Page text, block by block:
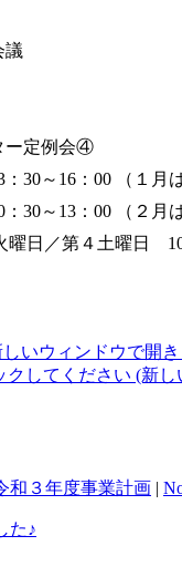
議
ー定例会④
～16：00 （１月は
～13：00 （２月は
日／第４土曜日 10
いウィンドウで開
クしてください (新
和３年度事業計画 |
た♪